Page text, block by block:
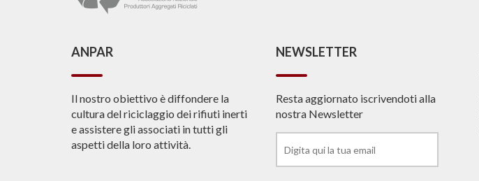
ANPAR
Il nostro obiettivo è diffondere la
cultura del riciclaggio dei rifiuti inerti
e assistere gli associati in tutti gli
aspetti della loro attività.
NEWSLETTER
Resta aggiornato iscrivendoti alla
nostra Newsletter